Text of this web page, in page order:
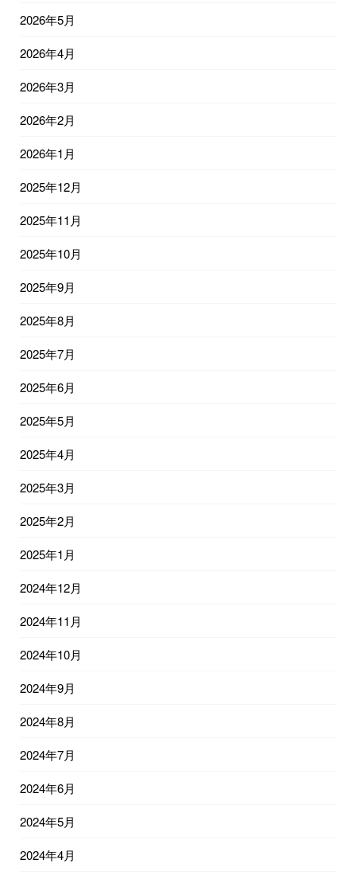
2026年5月
2026年4月
2026年3月
2026年2月
2026年1月
2025年12月
2025年11月
2025年10月
2025年9月
2025年8月
2025年7月
2025年6月
2025年5月
2025年4月
2025年3月
2025年2月
2025年1月
2024年12月
2024年11月
2024年10月
2024年9月
2024年8月
2024年7月
2024年6月
2024年5月
2024年4月